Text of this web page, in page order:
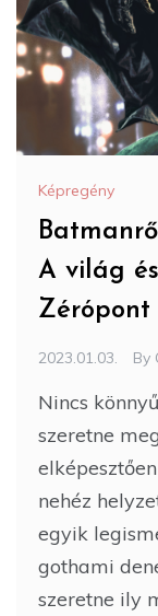
Képregény
A világ
2023.01.03. By
Nincs
szeretne
nehéz
egyik
gothami
szeretne ily